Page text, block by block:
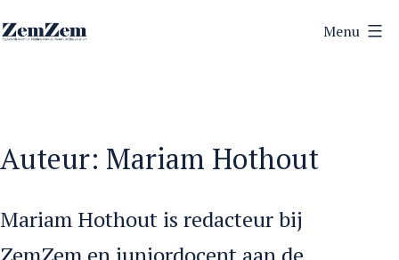
naar
Menu
Auteur: Mariam Hothout
Mariam Hothout is redacteur bij